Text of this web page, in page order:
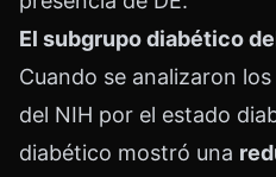
El subgrupo diabético
Cuando se analizaron
del NIH por el estado
diabético mostró una